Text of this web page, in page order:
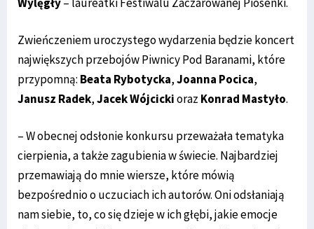
Zwieńczeniem uroczystego wydarzenia będzie koncert
największych przebojów Piwnicy Pod Baranami, które
przypomną: Beata Rybotycka,Joanna Pocica,
Janusz Radek,Jacek Wójcickioraz Konrad Mastyło.
– W obecnej odsłonie konkursu przeważała tematyka
cierpienia, a także zagubienia w świecie. Najbardziej
przemawiają do mnie wiersze, które mówią
bezpośrednio o uczuciach ich autorów. Oni odsłaniają
nam siebie, to, co się dzieje w ich głębi, jakie emocje